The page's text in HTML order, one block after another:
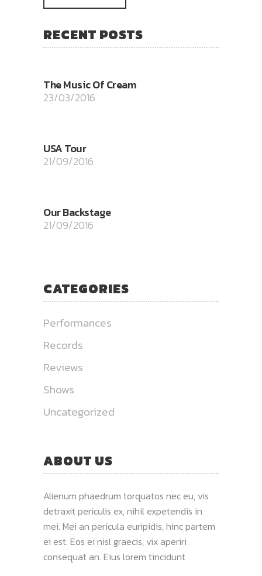
RECENT POSTS
The Music Of Cream
23/03/2016
USA Tour
21/09/2016
Our Backstage
21/09/2016
CATEGORIES
Performances
Records
Reviews
Shows
Uncategorized
ABOUT US
Alienum phaedrum torquatos nec eu, vis
detraxit periculis ex, nihil expetendis in
mei. Mei an pericula euripidis, hinc partem
ei est. Eos ei nisl graecis, vix aperiri
consequat an. Eius lorem tincidunt